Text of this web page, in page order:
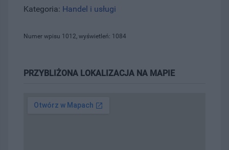
Kategoria: Handel i usługi
Numer wpisu 1012, wyświetleń: 1084
PRZYBLIŻONA LOKALIZACJA NA MAPIE